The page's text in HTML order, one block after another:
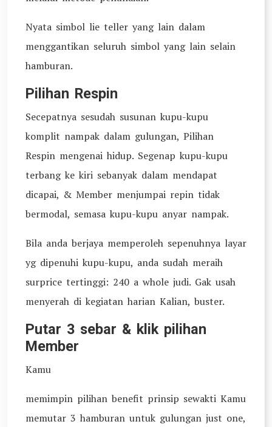
Nyata simbol lie teller yang lain dalam
menggantikan seluruh simbol yang lain selain
hamburan.
Pilihan Respin
Secepatnya sesudah susunan kupu-kupu
komplit nampak dalam gulungan, Pilihan
Respin mengenai hidup. Segenap kupu-kupu
terbang ke kiri sebanyak dalam mendapat
dicapai, & Member menjumpai repin tidak
bermodal, semasa kupu-kupu anyar nampak.
Bila anda berjaya memperoleh sepenuhnya layar
yg dipenuhi kupu-kupu, anda sudah meraih
surprice tertinggi: 240 a whole judi. Gak usah
menyerah di kegiatan harian Kalian, buster.
Putar 3 sebar & klik pilihan
Member
Kamu
memimpin pilihan benefit prinsip sewakti Kamu
memutar 3 hamburan untuk gulungan just one,